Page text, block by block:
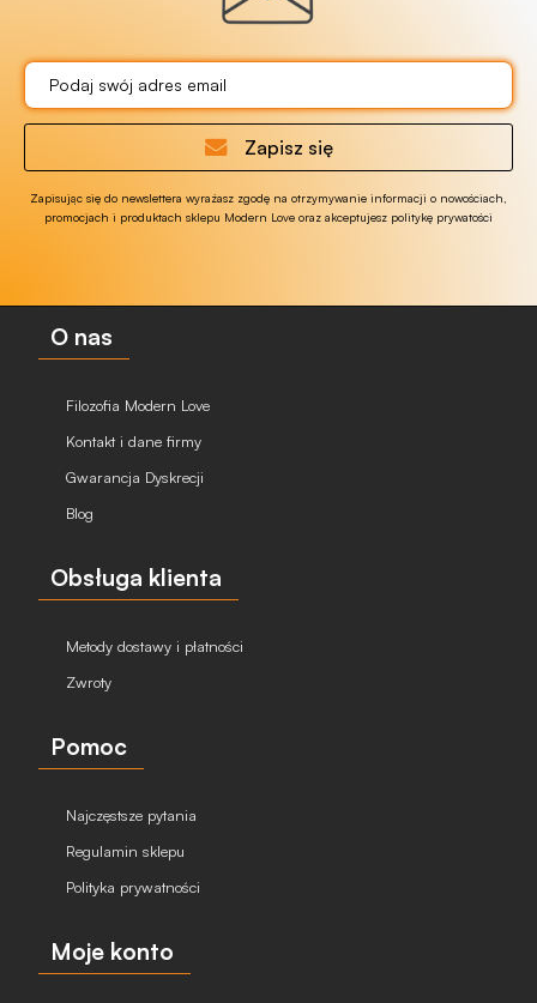
Zapisz się
Zapisując się do newslettera wyrażasz zgodę na otrzymywanie informacji o nowościach,
promocjach i produktach sklepu Modern Love oraz akceptujesz politykę prywatości
O nas
Filozofia Modern Love
Kontakt i dane firmy
Gwarancja Dyskrecji
Blog
Obsługa klienta
Metody dostawy i płatności
Zwroty
Pomoc
Najczęstsze pytania
Regulamin sklepu
Polityka prywatności
Moje konto